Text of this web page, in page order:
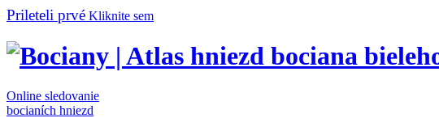
Prileteli prvé Kliknite sem
Online sledovanie
bocianích hniezd